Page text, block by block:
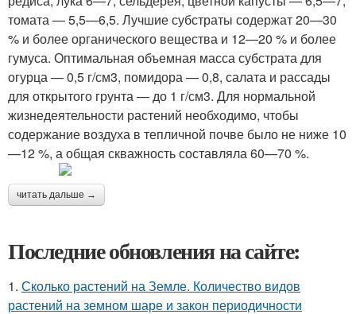
томата — 5,5—6,5. Лучшие субстраты содержат 20—30
% и более органического вещества и 12—20 % и более
гумуса. Оптимальная объемная масса субстрата для
огурца — 0,5 г/см3, помидора — 0,8, салата и рассады
для открытого грунта — до 1 г/см3. Для нормальной
жизнедеятельности растений необходимо, чтобы
содержание воздуха в тепличной почве было не ниже 10
—12 %, а общая скважность составляла 60—70 %.
читать дальше →
Последние обновления на сайте:
1. Сколько растений на Земле. Количество видов
растений на земном шаре и закон периодичности